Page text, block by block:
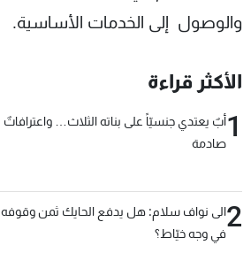
والوصول إلى الخدمات الأساسية.
الأكثر قراءة
1أبٌ يعتدي جنسيّاً على بناته الثلاث… واعترافاتٌ
صادمة
2الى نواف سلام: هل يدفع الحايك ثمن وقوفه
في وجه خيّاط؟